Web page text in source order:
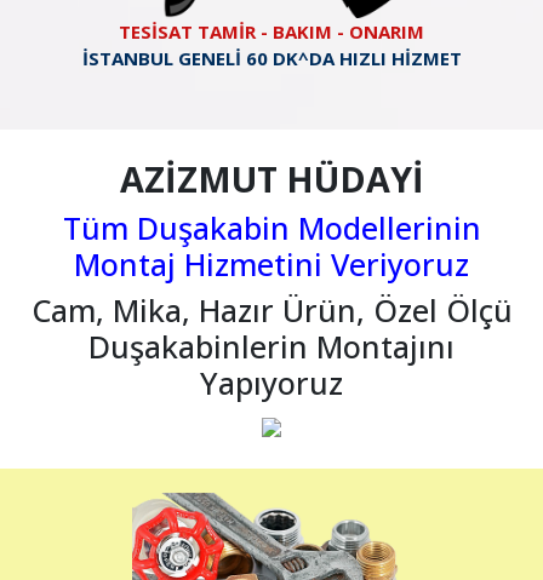
TESİSAT TAMİR - BAKIM - ONARIM
İSTANBUL GENELİ 60 DK^DA HIZLI HİZMET
AZİZMUT HÜDAYİ
Tüm Duşakabin Modellerinin
Montaj Hizmetini Veriyoruz
Cam, Mika, Hazır Ürün, Özel Ölçü
Duşakabinlerin Montajını
Yapıyoruz